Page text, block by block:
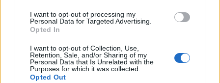
I want to opt-out of processing my
Personal Data for Targeted Advertising.
Opted In
I want to opt-out of Collection, Use,
Retention, Sale, and/or Sharing of my
Personal Data that Is Unrelated with the
Purposes for which it was collected.
Opted Out